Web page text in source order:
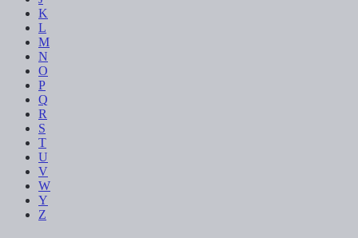
K
L
M
N
O
P
Q
R
S
T
U
V
W
Y
Z